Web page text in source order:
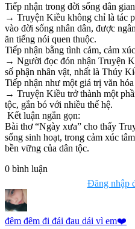
Tiếp nhận trong đời sống dân gian
→ Truyện Kiều không chỉ là tác
vào đời sống nhân dân, được
ăn tiếng nói quen thuộc.
Tiếp nhận bằng tình cảm, cảm xúc
→ Người đọc đón nhận Truyện
số phận nhân vật, nhất là Thúy
Tiếp nhận như một giá trị văn
→ Truyện Kiều trở thành một
tộc, gắn bó với nhiều thế hệ.
Kết luận ngắn gọn:
Bài thơ “Ngày xưa” cho thấy
sống sinh hoạt, trong cảm xúc
bền vững của dân tộc.
0 bình luận
Đăng nhập
đêm đêm đi đái đau dái vì em❤️